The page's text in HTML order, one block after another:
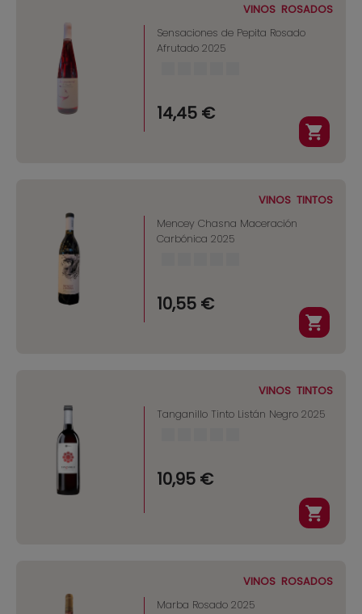
VINOS ROSADOS
Sensaciones de Pepita Rosado
Afrutado 2025
14,45 €
VINOS TINTOS
Mencey Chasna Maceración
Carbónica 2025
10,55 €
VINOS TINTOS
Tanganillo Tinto Listán Negro 2025
10,95 €
VINOS ROSADOS
Marba Rosado 2025